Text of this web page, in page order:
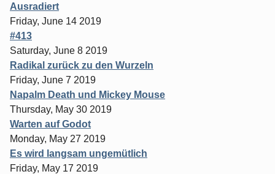
Ausradiert
Friday, June 14 2019
#413
Saturday, June 8 2019
Radikal zurück zu den Wurzeln
Friday, June 7 2019
Napalm Death und Mickey Mouse
Thursday, May 30 2019
Warten auf Godot
Monday, May 27 2019
Es wird langsam ungemütlich
Friday, May 17 2019